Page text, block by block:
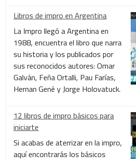
Libros de impro en Argentina
La Impro llegó a Argentina en
1988, encuentra el libro que narra
su historia y los publicados por
sus reconocidos autores: Omar
Galván, Feña Ortalli, Pau Farías,
Hernan Gené y Jorge Holovatuck.
12 libros de impro básicos para
iniciarte
Si acabas de aterrizar en la impro,
aquí encontrarás los básicos